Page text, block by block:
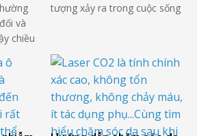
và
chiều
nữ
nhanh
đây
tượng xảy ra trong cuộc sống
có vấn đề. Tuy nhiên với tâm
linh thì đó có thể là điềm báo
về một tương lai bí ẩn. Bài …